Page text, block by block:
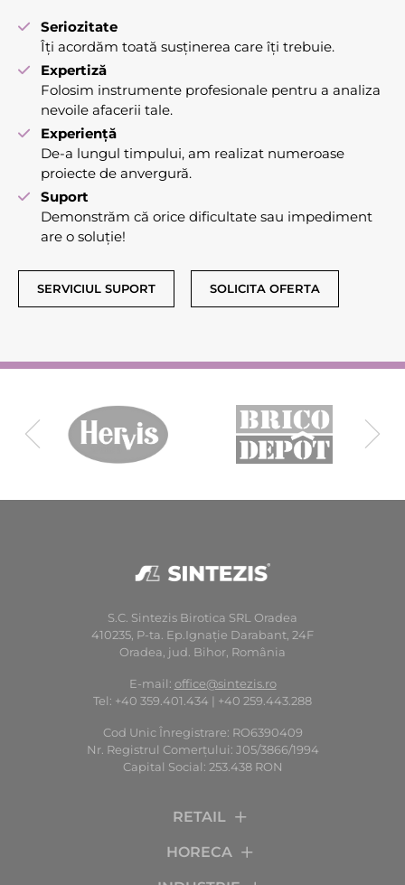
Seriozitate
Îți acordăm toată susținerea care îți trebuie.
Expertiză
Folosim instrumente profesionale pentru a analiza
nevoile afacerii tale.
Experiență
De-a lungul timpului, am realizat numeroase
proiecte de anvergură.
Suport
Demonstrăm că orice dificultate sau impediment
are o soluție!
SERVICIUL SUPORT SOLICITA OFERTA
S.C. Sintezis Birotica SRL Oradea
410235, P-ta. Ep.Ignaţie Darabant, 24F
Oradea, jud. Bihor, România
E-mail: office@sintezis.ro
Tel: +40 359.401.434 | +40 259.443.288
Cod Unic Înregistrare: RO6390409
Nr. Registrul Comerţului: J05/3866/1994
Capital Social: 253.438 RON
RETAIL
HORECA